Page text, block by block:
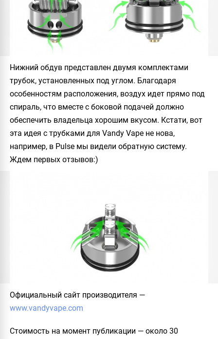
Нижний обдув представлен двумя комплектами
трубок, установленных под углом. Благодаря
особенностям расположения, воздух идет прямо под
спираль, что вместе с боковой подачей должно
обеспечить владельца хорошим вкусом. Кстати, вот
эта идея с трубками для Vandy Vape не нова,
например, в Pulse мы видели обратную систему.
Ждем первых отзывов:)
Официальный сайт производителя —
www.vandyvape.com
Стоимость на момент публикации — около 30